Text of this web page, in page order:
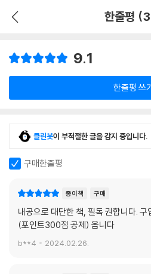
한줄평
9.1
한줄평 쓰
클린봇이 부적절한 글을 감지 중입니다.
구매한줄평
종이책 구매
내공으로 대단한 책, 필독 권합니다. 구
(포인트300점 공제) 옵니다
b**4 2024.02.26.